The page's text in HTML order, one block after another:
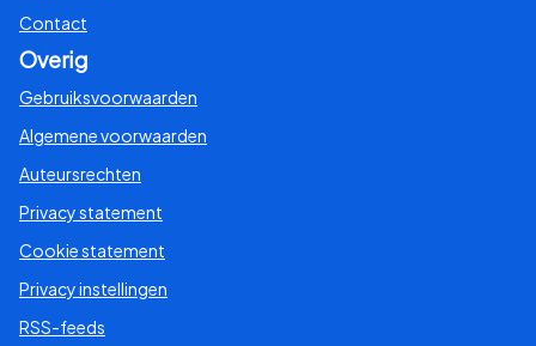
Contact
Overig
Gebruiksvoorwaarden
Algemene voorwaarden
Auteursrechten
Privacy statement
Cookie statement
Privacy instellingen
RSS-feeds